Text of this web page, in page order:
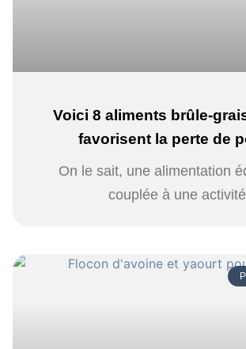
Voici 8 aliments brûle-
favorisent la perte de
On le sait, une alimentation
couplée à une activité